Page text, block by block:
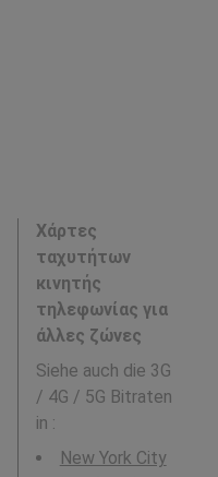
Χάρτες
ταχυτήτων
κινητής
τηλεφωνίας για
άλλες ζώνες
Siehe auch die 3G
/ 4G / 5G Bitraten
in :
New York City